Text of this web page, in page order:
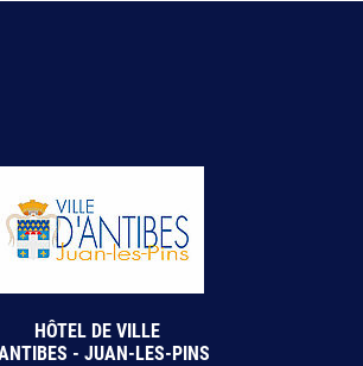
HÔTEL DE VILLE
- JUAN-LES-PINS